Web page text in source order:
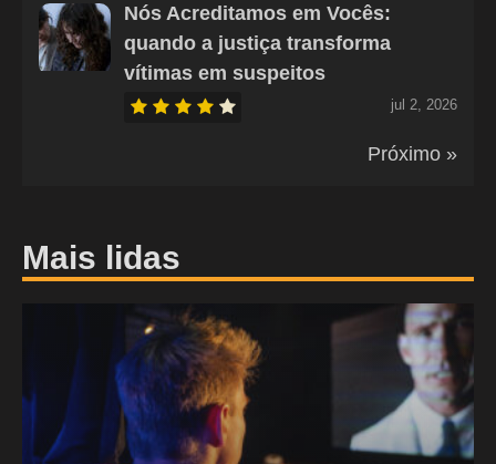
Nós Acreditamos em Vocês:
quando a justiça transforma
vítimas em suspeitos
jul 2, 2026
Próximo »
Mais lidas